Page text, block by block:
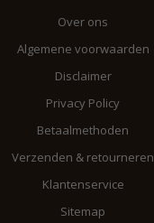
Over ons
Algemene voorwaarden
Disclaimer
Privacy Policy
Betaalmethoden
Verzenden & retourneren
Klantenservice
Sitemap